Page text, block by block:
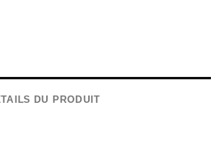
DU PRODUIT